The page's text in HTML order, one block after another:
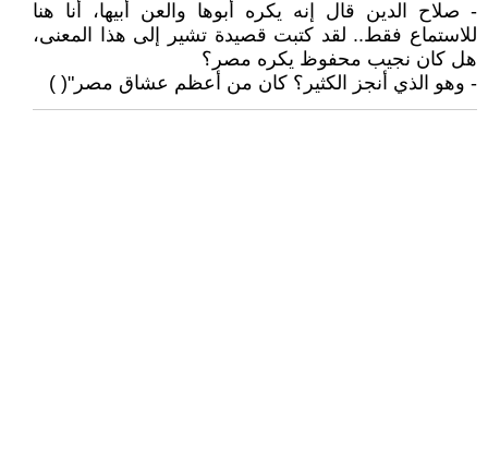
- صلاح الدين قال إنه يكره أبوها والعن أبيها، أنا هنا
للاستماع فقط.. لقد كتبت قصيدة تشير إلى هذا المعنى،
هل كان نجيب محفوظ يكره مصر؟
- وهو الذي أنجز الكثير؟ كان من أعظم عشاق مصر"( )